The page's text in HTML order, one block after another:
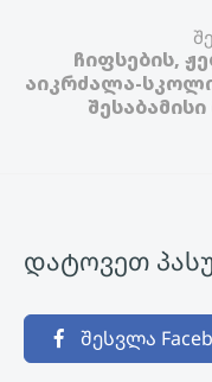
ჩიფსების,
აიკრძალა-
დატოვეთ
შესვლა